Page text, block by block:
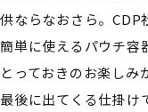
供ならなおさら。
簡単に使えるパウチ容
とっておきのお楽しみ
最後に出てくる仕掛け